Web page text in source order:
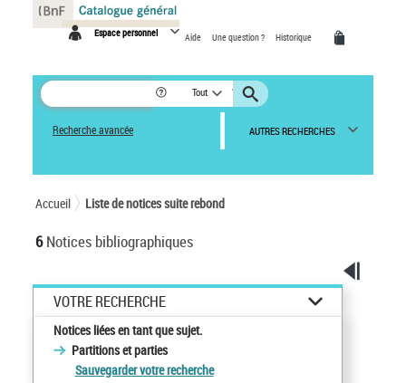
Espace personnel Aide Une question ? Historique
Tout
Recherche avancée AUTRES RECHERCHES
Accueil Liste de notices suite rebond
6Notices bibliographiques
VOTRE RECHERCHE
Notices liées en tant que sujet.
Partitions et parties
Sauvegarder votre recherche
Panneau de gestion des cookies